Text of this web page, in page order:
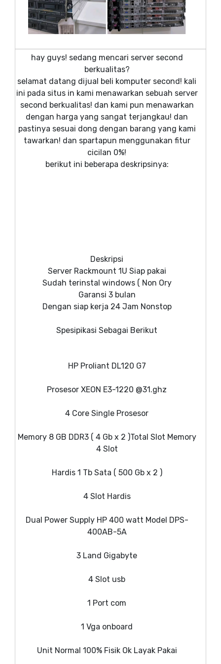
hay guys! sedang mencari server second
berkualitas?
selamat datang dijual beli komputer second! kali
ini pada situs in kami menawarkan sebuah server
second berkualitas! dan kami pun menawarkan
dengan harga yang sangat terjangkau! dan
pastinya sesuai dong dengan barang yang kami
tawarkan! dan spartapun menggunakan fitur
cicilan 0%!
berikut ini beberapa deskripsinya:
Deskripsi
Server Rackmount 1U Siap pakai
Sudah terinstal windows ( Non Ory
Garansi 3 bulan
Dengan siap kerja 24 Jam Nonstop
Spesipikasi Sebagai Berikut
HP Proliant DL120 G7
Prosesor XEON E3-1220 @31.ghz
4 Core Single Prosesor
Memory 8 GB DDR3 ( 4 Gb x 2 )Total Slot Memory
4 Slot
Hardis 1 Tb Sata ( 500 Gb x 2 )
4 Slot Hardis
Dual Power Supply HP 400 watt Model DPS-
400AB-5A
3 Land Gigabyte
4 Slot usb
1 Port com
1 Vga onboard
Unit Normal 100% Fisik Ok Layak Pakai